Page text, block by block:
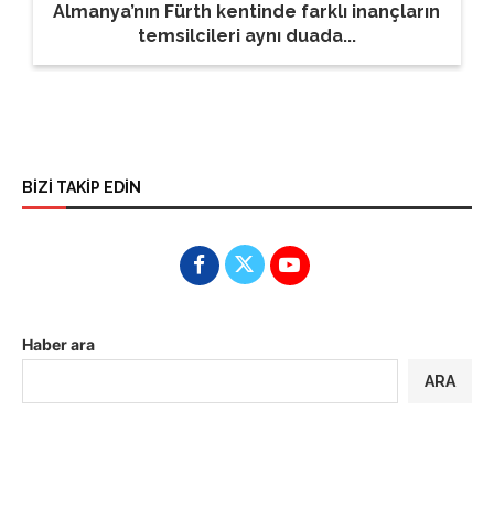
Almanya’nın Fürth kentinde farklı inançların
temsilcileri aynı duada...
BİZİ TAKİP EDİN
Haber ara
ARA